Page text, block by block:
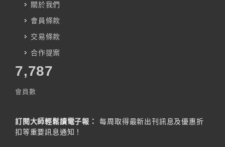
關於我們
會員條款
交易條款
合作提案
7,787
會員數
訂閱大師輕鬆讀電子報：
每周取得最新出刊訊息及優惠折
扣等重要訊息通知！